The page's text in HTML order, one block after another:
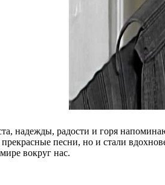
надежды, радости и горя
прекрасные песни, но и стали
вокруг нас.